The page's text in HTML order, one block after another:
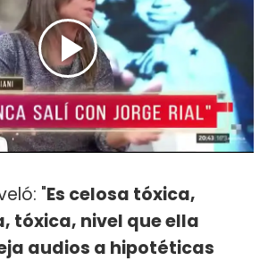
"Es celosa tóxica,
tóxica, nivel que ella
audios a hipotéticas